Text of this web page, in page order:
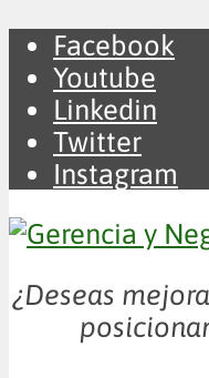
Facebook
Youtube
Linkedin
Twitter
Instagram
¿Deseas